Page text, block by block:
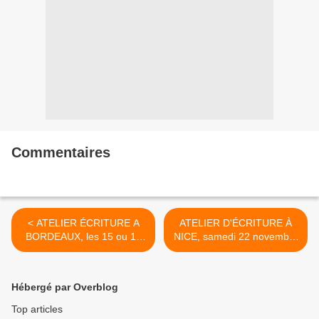
Commentaires
< ATELIER ÉCRITURE A
BORDEAUX, les 15 ou 16
octobre
ATELIER D'ÉCRITURE À
NICE, samedi 22 novembre
>
Hébergé par Overblog
Top articles